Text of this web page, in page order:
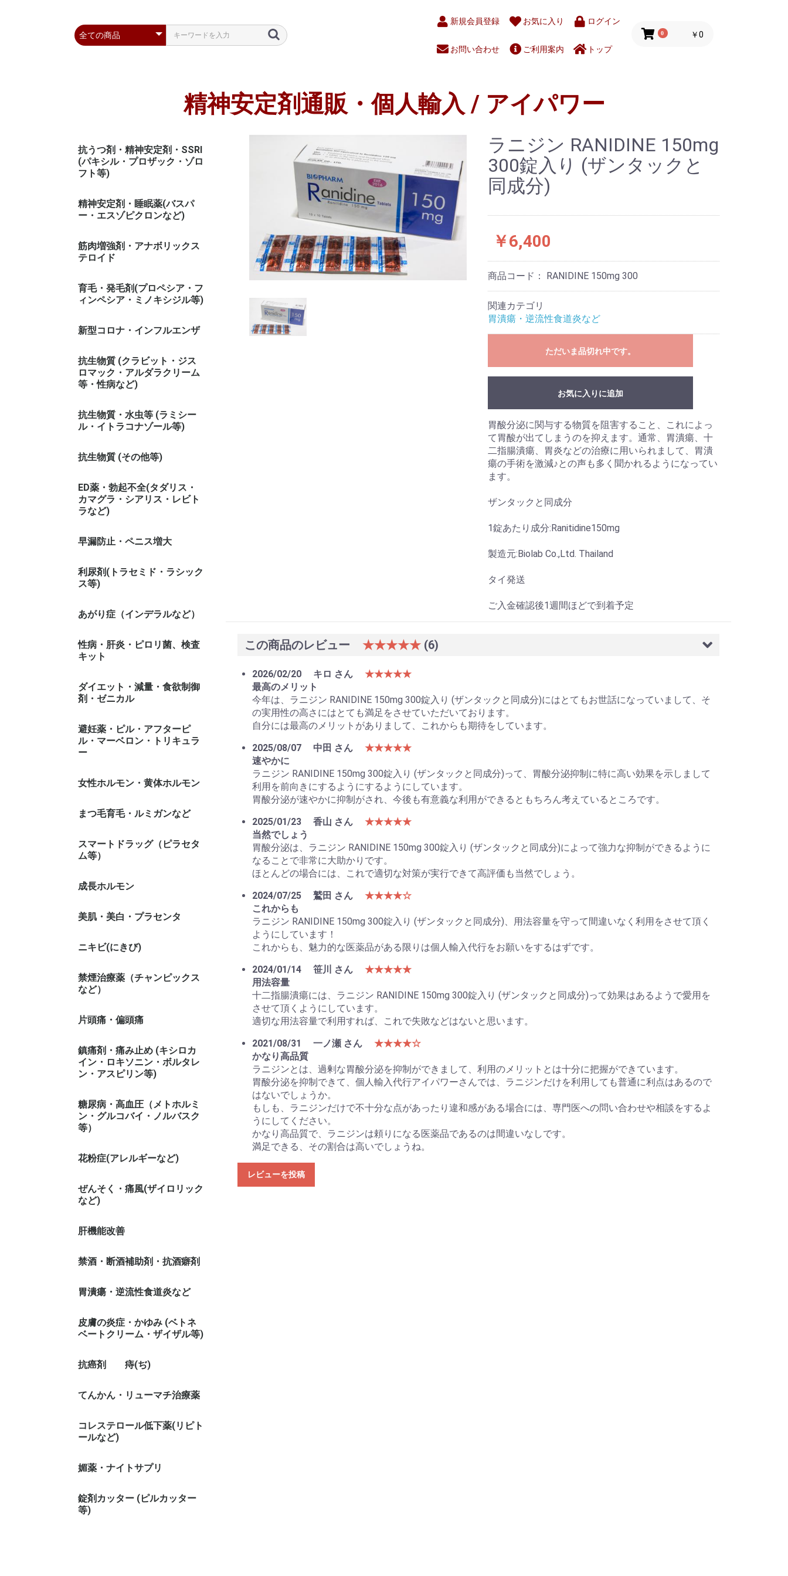
新規会員登録 お気に入り ログイン
お問い合わせ ご利用案内 トップ
0 ￥0
精神安定剤通販・個人輸入 / アイパワー
抗うつ剤・精神安定剤・SSRI
(パキシル・プロザック・ゾロ
フト等)
精神安定剤・睡眠薬(バスパ
ー・エスゾピクロンなど)
筋肉増強剤・アナボリックス
テロイド
育毛・発毛剤(プロペシア・フ
ィンペシア・ミノキシジル等)
新型コロナ・インフルエンザ
抗生物質 (クラビット・ジス
ロマック・アルダラクリーム
等・性病など)
抗生物質・水虫等 (ラミシー
ル・イトラコナゾール等)
抗生物質 (その他等)
ED薬・勃起不全(タダリス・
カマグラ・シアリス・レビト
ラなど)
早漏防止・ペニス増大
利尿剤(トラセミド・ラシック
ス等)
あがり症（インデラルなど）
性病・肝炎・ピロリ菌、検査
キット
ダイエット・減量・食欲制御
剤・ゼニカル
避妊薬・ピル・アフターピ
ル・マーベロン・トリキュラ
ー
女性ホルモン・黄体ホルモン
まつ毛育毛・ルミガンなど
スマートドラッグ（ピラセタ
ム等）
成長ホルモン
美肌・美白・プラセンタ
ニキビ(にきび)
禁煙治療薬（チャンピックス
など）
片頭痛・偏頭痛
鎮痛剤・痛み止め (キシロカ
イン・ロキソニン・ボルタレ
ン・アスピリン等)
糖尿病・高血圧（メトホルミ
ン・グルコバイ・ノルバスク
等）
花粉症(アレルギーなど)
ぜんそく・痛風(ザイロリック
など)
肝機能改善
禁酒・断酒補助剤・抗酒癖剤
胃潰瘍・逆流性食道炎など
皮膚の炎症・かゆみ (ベトネ
ベートクリーム・ザイザル等)
抗癌剤 痔(ぢ)
てんかん・リューマチ治療薬
コレステロール低下薬(リピト
ールなど)
媚薬・ナイトサプリ
錠剤カッター (ピルカッター
等)
ラニジン RANIDINE 150mg
300錠入り (ザンタックと
同成分)
￥6,400
商品コード： RANIDINE 150mg 300
関連カテゴリ
胃潰瘍・逆流性食道炎など
ただいま品切れ中です。
お買い物を続ける カートへ進む
お気に入りに追加
胃酸分泌に関与する物質を阻害すること、これによっ
て胃酸が出てしまうのを抑えます。通常、胃潰瘍、十
二指腸潰瘍、胃炎などの治療に用いられまして、胃潰
瘍の手術を激減♪との声も多く聞かれるようになってい
ます。
ザンタックと同成分
1錠あたり成分:Ranitidine150mg
製造元:Biolab Co.,Ltd. Thailand
タイ発送
ご入金確認後1週間ほどで到着予定
この商品のレビュー ★★★★★ (6)
2026/02/20 キロ さん
★★★★★
最高のメリット
今年は、ラニジン RANIDINE 150mg 300錠入り (ザンタックと同成分)にはとてもお世話になっていまして、そ
の実用性の高さにはとても満足をさせていただいております。
自分には最高のメリットがありまして、これからも期待をしています。
2025/08/07
中田 さん
★★★★★
速やかに
ラニジン RANIDINE 150mg 300錠入り (ザンタックと同成分)って、胃酸分泌抑制に特に高い効果を示しまして
利用を前向きにするようにするようにしています。
胃酸分泌が速やかに抑制がされ、今後も有意義な利用ができるともちろん考えているところです。
2025/01/23
香山 さん
★★★★★
当然でしょう
胃酸分泌は、ラニジン RANIDINE 150mg 300錠入り (ザンタックと同成分)によって強力な抑制ができるように
なることで非常に大助かりです。
ほとんどの場合には、これで適切な対策が実行できて高評価も当然でしょう。
2024/07/25
鷲田 さん
★★★★☆
これからも
ラニジン RANIDINE 150mg 300錠入り (ザンタックと同成分)、用法容量を守って間違いなく利用をさせて頂く
ようにしています！
これからも、魅力的な医薬品がある限りは個人輸入代行をお願いをするはずです。
2024/01/14
笹川 さん
★★★★★
用法容量
十二指腸潰瘍には、ラニジン RANIDINE 150mg 300錠入り (ザンタックと同成分)って効果はあるようで愛用を
させて頂くようにしています。
適切な用法容量で利用すれば、これで失敗などはないと思います。
2021/08/31
一ノ瀬 さん
★★★★☆
かなり高品質
ラニジンとは、過剰な胃酸分泌を抑制ができまして、利用のメリットとは十分に把握ができています。
胃酸分泌を抑制できて、個人輸入代行アイパワーさんでは、ラニジンだけを利用しても普通に利点はあるので
はないでしょうか。
もしも、ラニジンだけで不十分な点があったり違和感がある場合には、専門医への問い合わせや相談をするよ
うにしてください。
かなり高品質で、ラニジンは頼りになる医薬品であるのは間違いなしです。
満足できる、その割合は高いでしょうね。
レビューを投稿